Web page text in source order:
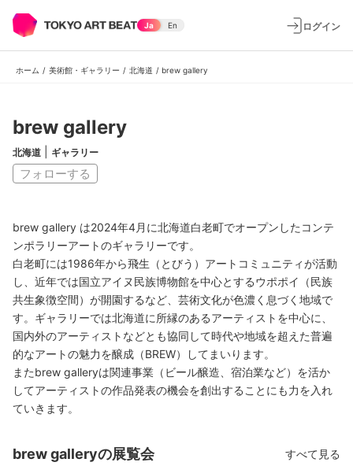
Ja En ログイン
ホーム / 美術館・ギャラリー / 北海道 / brew gallery
brew gallery
北海道 ギャラリー
フォローする
brew gallery は2024年4月に北海道白老町でオープンしたコンテ
ンポラリーアートのギャラリーです。
白老町には1986年から飛生（とびう）アートコミュニティが活動
し、近年では国立アイヌ民族博物館を中心とするウポポイ（民族
共生象徴空間）が開園するなど、芸術文化が色濃く息づく地域で
す。ギャラリーでは北海道に所縁のあるアーティストを中心に、
国内外のアーティストなどとも協同して時代や地域を超えた普遍
的なアートの魅力を醸成（BREW）してまいります。
またbrew galleryは関連事業（ビール醸造、宿泊業など）を活か
してアーティストの作品発表の機会を創出することにも力を入れ
ていきます。
brew galleryの展覧会 すべて見る